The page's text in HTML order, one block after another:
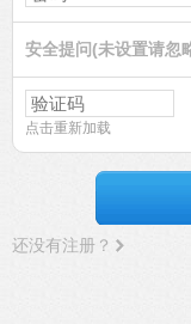
安全提问(未设置请忽
点击重新加载
还没有注册？